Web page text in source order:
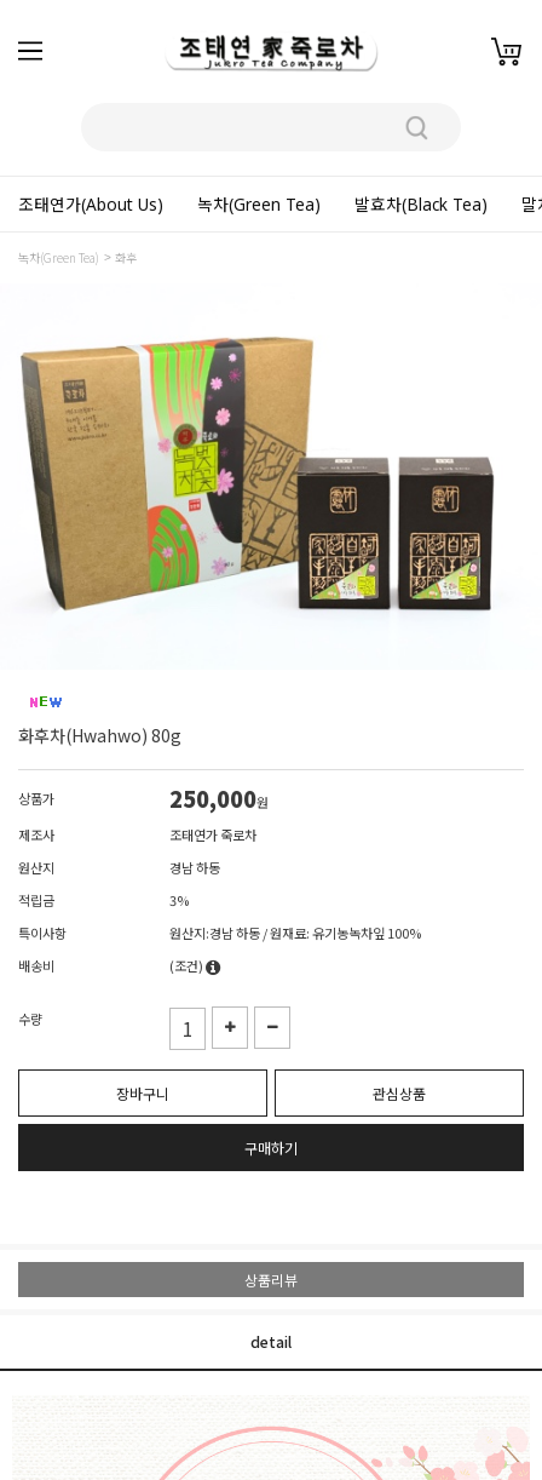
조태연가(About Us) 녹차(Green Tea) 발효차(Black Tea)
녹차(Green Tea) 화후
화후차(Hwahwo) 80g
상품가 250,000원
제조사
조태연가 죽로차
원산지
경남 하동
적립금
3%
특이사항
원산지:경남 하동 / 원재료: 유기농녹차잎 100%
배송비
(조건)
수량
장바구니 관심상품
구매하기
상품리뷰
detail